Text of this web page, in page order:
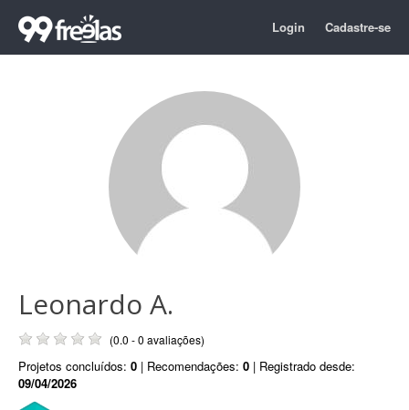
Login Cadastre-se
Leonardo A.
(0.0 - 0 avaliações)
Projetos concluídos: 0 | Recomendações: 0 | Registrado desde:
09/04/2026